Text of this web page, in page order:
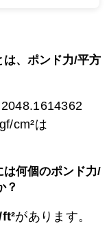
は、ポンド力/平方
cm²は
は何個のポンド力/
？
があります。